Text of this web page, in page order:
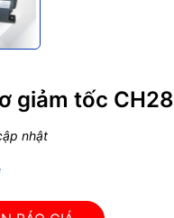
giảm tốc CH28
nhật